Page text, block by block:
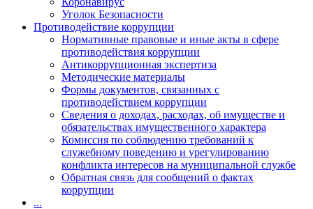
Уголок Безопасности
Противодействие коррупции
Нормативные правовые и иные акты в сфере
противодействия коррупции
Антикоррупционная экспертиза
Методические материалы
Формы документов, связанных с
противодействием коррупции
Сведения о доходах, расходах, об имуществе и
обязательствах имущественного характера
Комиссия по соблюдению требований к
служебному поведению и урегулированию
конфликта интересов на муниципальной службе
Обратная связь для сообщений о фактах
коррупции
...